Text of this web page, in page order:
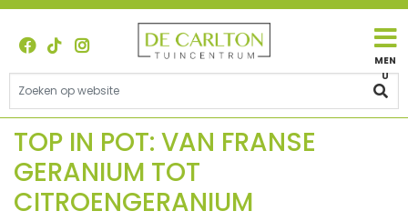
G
TOP IN POT: VAN FRANSE
GERANIUM TOT
CITROENGERANIUM